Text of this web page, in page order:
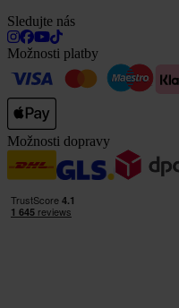
Sledujte nás
Možnosti platby
Možnosti dopravy